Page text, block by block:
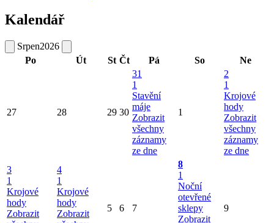
Kalendář
Srpen2026
Po
Út St Čt Pá So Ne
27 28 29 30
31
1
Stavění
máje
Zobrazit
všechny
záznamy
ze dne
1
2
1
Krojové
hody
Zobrazit
všechny
záznamy
ze dne
3
1
Krojové
hody
Zobrazit
4
1
Krojové
hody
Zobrazit
5 6 7
8
1
Noční
otevřené
sklepy
Zobrazit
9